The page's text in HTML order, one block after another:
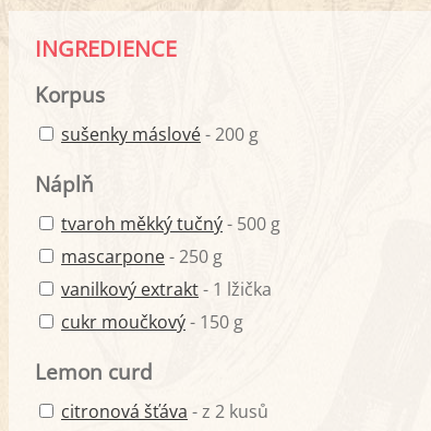
INGREDIENCE
Korpus
sušenky máslové- 200 g
Náplň
tvaroh měkký tučný- 500 g
mascarpone- 250 g
vanilkový extrakt- 1 lžička
cukr moučkový- 150 g
Lemon curd
citronová šťáva - z 2 kusů